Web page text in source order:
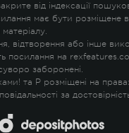
від індексації
має бути розміщене в
відтворення або інше
посилання на
заборонені.
! та P розміщені на
за